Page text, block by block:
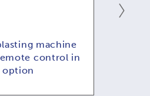
machine
control in
option